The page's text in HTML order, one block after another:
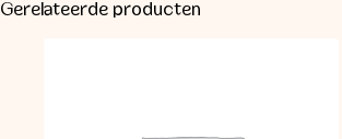
Gerelateerde producten